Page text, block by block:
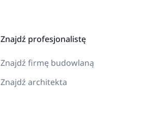
Znajdź profesjonalistę
Znajdź firmę budowlaną
Znajdź architekta